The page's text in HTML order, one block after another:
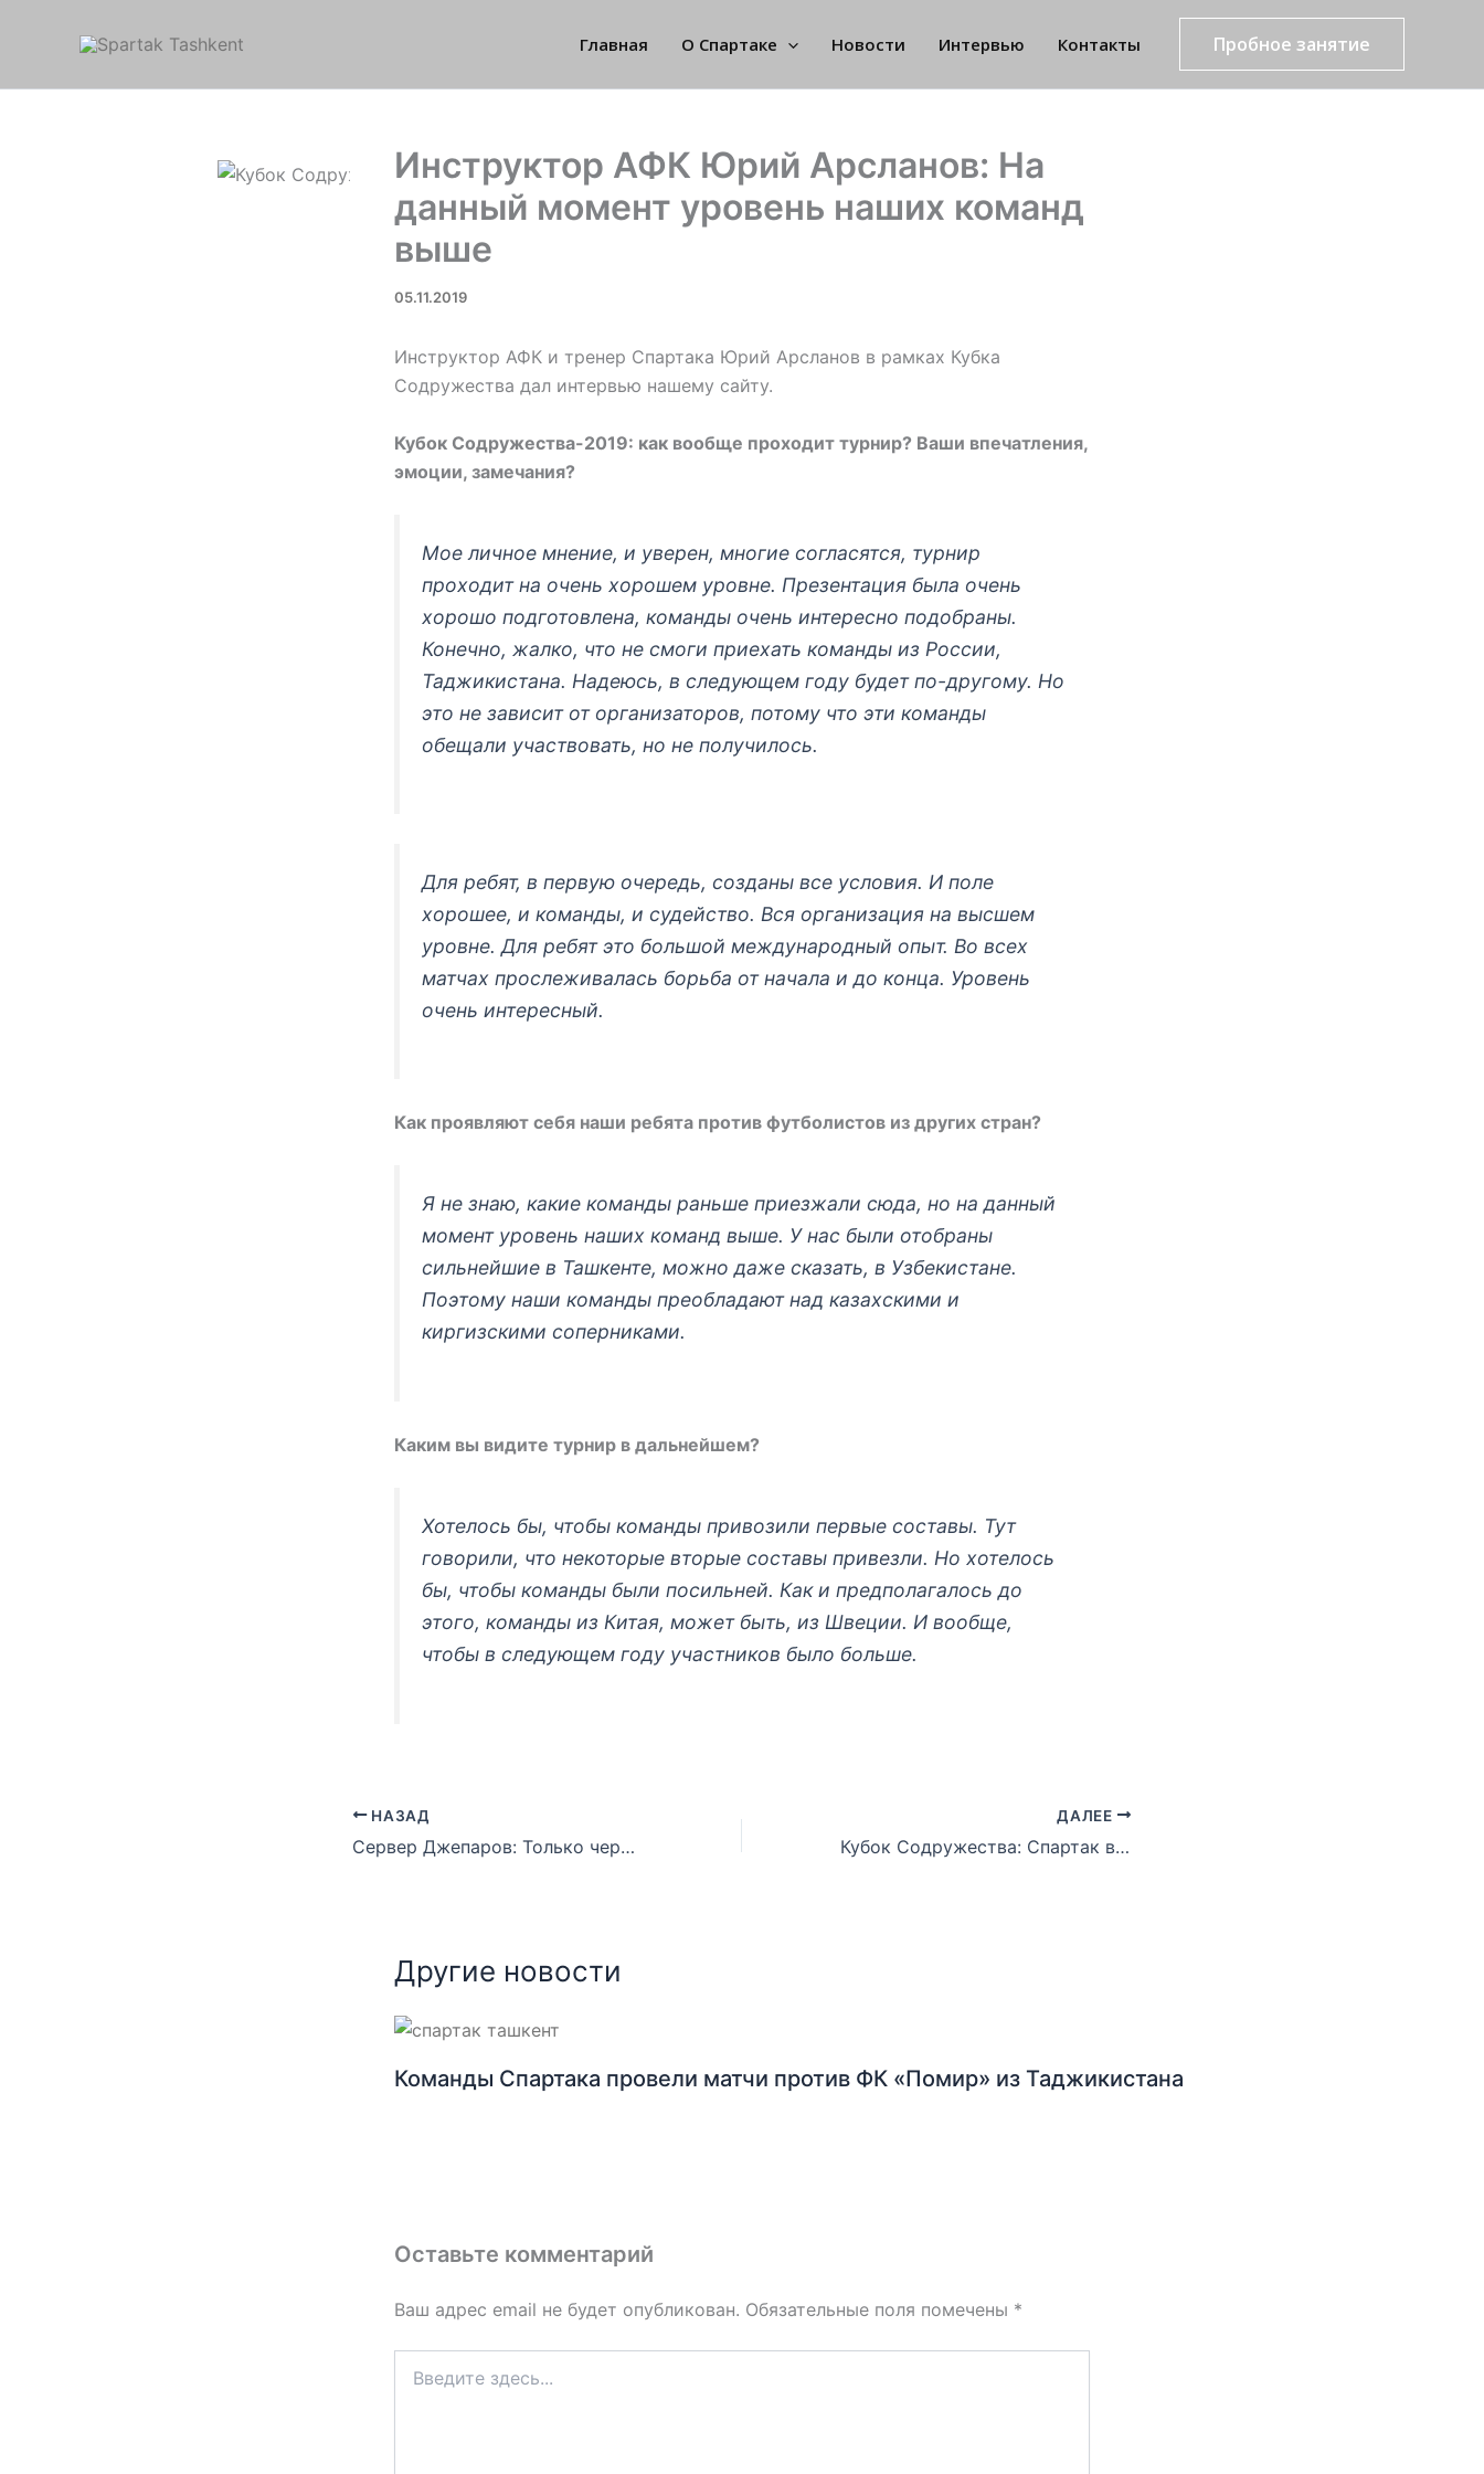
Главная О Спартаке Новости Интервью Контакты Пробное занятие
Инструктор АФК Юрий Арсланов: На
данный момент уровень наших команд
выше
05.11.2019
Инструктор АФК и тренер Спартака Юрий Арсланов в рамках Кубка
Содружества дал интервью нашему сайту.
Кубок Содружества-2019: как вообще проходит турнир? Ваши впечатления,
эмоции, замечания?
Мое личное мнение, и уверен, многие согласятся, турнир
проходит на очень хорошем уровне. Презентация была очень
хорошо подготовлена, команды очень интересно подобраны.
Конечно, жалко, что не смоги приехать команды из России,
Таджикистана. Надеюсь, в следующем году будет по-другому. Но
это не зависит от организаторов, потому что эти команды
обещали участвовать, но не получилось.
Для ребят, в первую очередь, созданы все условия. И поле
хорошее, и команды, и судейство. Вся организация на высшем
уровне. Для ребят это большой международный опыт. Во всех
матчах прослеживалась борьба от начала и до конца. Уровень
очень интересный.
Как проявляют себя наши ребята против футболистов из других стран?
Я не знаю, какие команды раньше приезжали сюда, но на данный
момент уровень наших команд выше. У нас были отобраны
сильнейшие в Ташкенте, можно даже сказать, в Узбекистане.
Поэтому наши команды преобладают над казахскими и
киргизскими соперниками.
Каким вы видите турнир в дальнейшем?
Хотелось бы, чтобы команды привозили первые составы. Тут
говорили, что некоторые вторые составы привезли. Но хотелось
бы, чтобы команды были посильней. Как и предполагалось до
этого, команды из Китая, может быть, из Швеции. И вообще,
чтобы в следующем году участников было больше.
НАЗАД
Сервер Джепаров: Только через такие турниры можно узнать и распознать талантливых футболистов
ДАЛЕЕ
Кубок Содружества: Спартак взял золото плей-офф Б
Другие новости
Команды Спартака провели матчи против ФК «Помир» из Таджикистана
Оставьте комментарий
Ваш адрес email не будет опубликован. Обязательные поля помечены *
здесь...